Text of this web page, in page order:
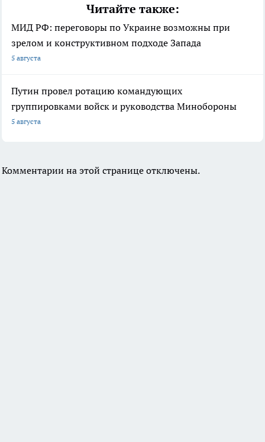
Читайте также:
МИД РФ: переговоры по Украине возможны при
зрелом и конструктивном подходе Запада
5 августа
Путин провел ротацию командующих
группировками войск и руководства Минобороны
5 августа
Комментарии на этой странице отключены.